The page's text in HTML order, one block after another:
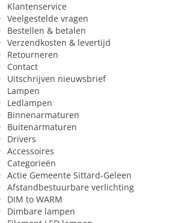
Kleurtype
Lichtkleur
Lichtsterkte (Candela)
Lichthoeveelheid (lumen)
Toepassing
Geschikt voor constante
spanning
Sfeer van het licht
Toepassing in (ruimte)
Slaapkamer
Zeer geschikt voor
Klantenservice
Veelgestelde vragen
Bestellen & betalen
Verzendkosten & levertijd
Retourneren
Contact
Uitschrijven nieuwsbrief
Lampen
Ledlampen
Binnenarmaturen
Buitenarmaturen
Drivers
Accessoires
Categorieën
Actie Gemeente Sittard-Geleen
Afstandbestuurbare verlichting
DIM to WARM
Dimbare lampen